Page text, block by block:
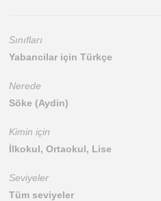
Sınıfları
Yabancilar için Türkçe
Nerede
Söke (Aydin)
Kimin için
İlkokul, Ortaokul, Lise
Seviyeler
Tüm seviyeler